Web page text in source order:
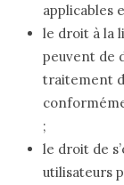
applicables
le droit à la
peuvent de
traitement
;
le droit de
utilisateurs